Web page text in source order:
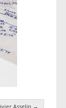
Asselin →